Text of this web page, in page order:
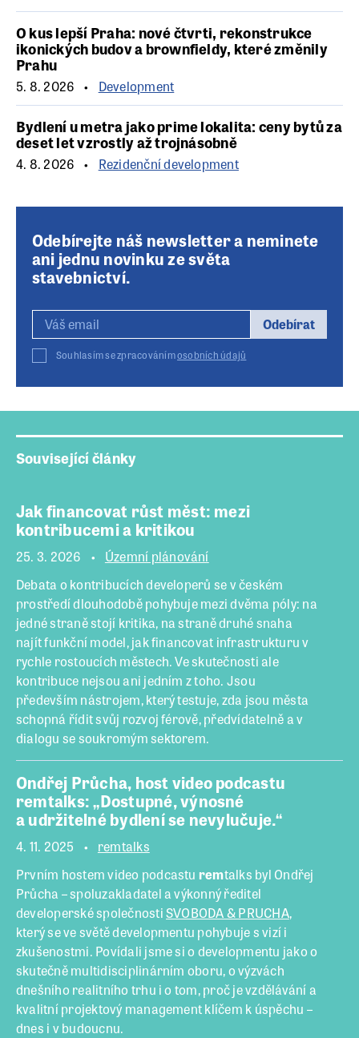
O kus lepší Praha: nové čtvrti, rekonstrukce
ikonických budov a brownfieldy, které změnily
Prahu
5. 8. 2026 Development
Bydlení u metra jako prime lokalita: ceny bytů za
deset let vzrostly až trojnásobně
4. 8. 2026 Rezidenční development
Odebírejte náš newsletter a neminete
ani jednu novinku ze světa
stavebnictví.
Odebírat
Souhlasím se zpracovánímosobních údajů
Související články
Jak financovat růst měst: mezi
kontribucemi a kritikou
25. 3. 2026
Územní plánování
Debata o kontribucích developerů se v českém
prostředí dlouhodobě pohybuje mezi dvěma póly: na
jedné straně stojí kritika, na straně druhé snaha
najít funkční model, jak financovat infrastrukturu v
rychle rostoucích městech. Ve skutečnosti ale
kontribuce nejsou ani jedním z toho. Jsou
především nástrojem, který testuje, zda jsou města
schopná řídit svůj rozvoj férově, předvídatelně a v
dialogu se soukromým sektorem.
Ondřej Průcha, host video podcastu
remtalks: „Dostupné, výnosné
a udržitelné bydlení se nevylučuje.“
4. 11. 2025
remtalks
Prvním hostem video podcastu remtalks byl Ondřej
Průcha – spoluzakladatel a výkonný ředitel
developerské společnostiSVOBODA & PRUCHA,
který se ve světě developmentu pohybuje s vizí i
zkušenostmi. Povídali jsme si o developmentu jako o
skutečně multidisciplinárním oboru, o výzvách
dnešního realitního trhu i o tom, proč je vzdělávání a
kvalitní projektový management klíčem k úspěchu –
dnes i v budoucnu.